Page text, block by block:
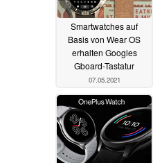
Smartwatches auf
Basis von Wear OS
erhalten Googles
Gboard-Tastatur
07.05.2021